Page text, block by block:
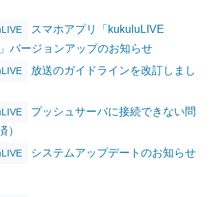
スマホアプリ「kukuluLIVE
バージョンアップのお知らせ
放送のガイドラインを改訂しまし
プッシュサーバに接続できない問
）
システムアップデートのお知らせ